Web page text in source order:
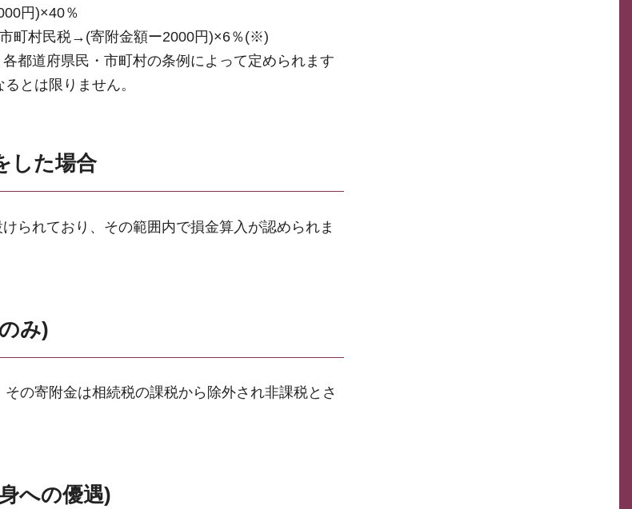
円)×40％
町村民税→(寄附金額ー2000円)×6％(※)
都道府県民・市町村の条例によって定められます
とは限りません。
した場合
られており、その範囲内で損金算入が認められま
み)
の寄附金は相続税の課税から除外され非課税とさ
への優遇)